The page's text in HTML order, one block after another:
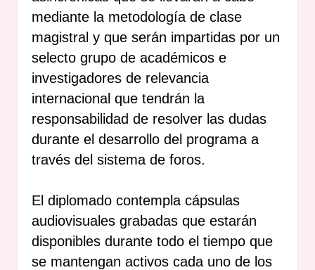
mediante la metodología de clase
magistral y que serán impartidas por un
selecto grupo de académicos e
investigadores de relevancia
internacional que tendrán la
responsabilidad de resolver las dudas
durante el desarrollo del programa a
través del sistema de foros.
El diplomado contempla cápsulas
audiovisuales grabadas que estarán
disponibles durante todo el tiempo que
se mantengan activos cada uno de los